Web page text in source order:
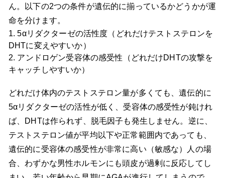
ん。以下の2つの条件が遺伝的に揃っているかどうかが運
命を分けます。
1. 5αリダクターゼの活性度（どれだけテストステロンを
DHTに変えやすいか）
2. アンドロゲン受容体の感受性（どれだけDHTの攻撃を
キャッチしやすいか）
どれだけ体内のテストステロン量が多くても、遺伝的に
5αリダクターゼの活性が低く、受容体の感受性が鈍けれ
ば、DHTは作られず、脱毛因子も発生しません。逆に、
テストステロン値が平均以下や正常範囲内であっても、
遺伝的に受容体の感受性が非常に高い（敏感な）人の場
合、わずかな男性ホルモンにも頭皮が過剰に反応してし